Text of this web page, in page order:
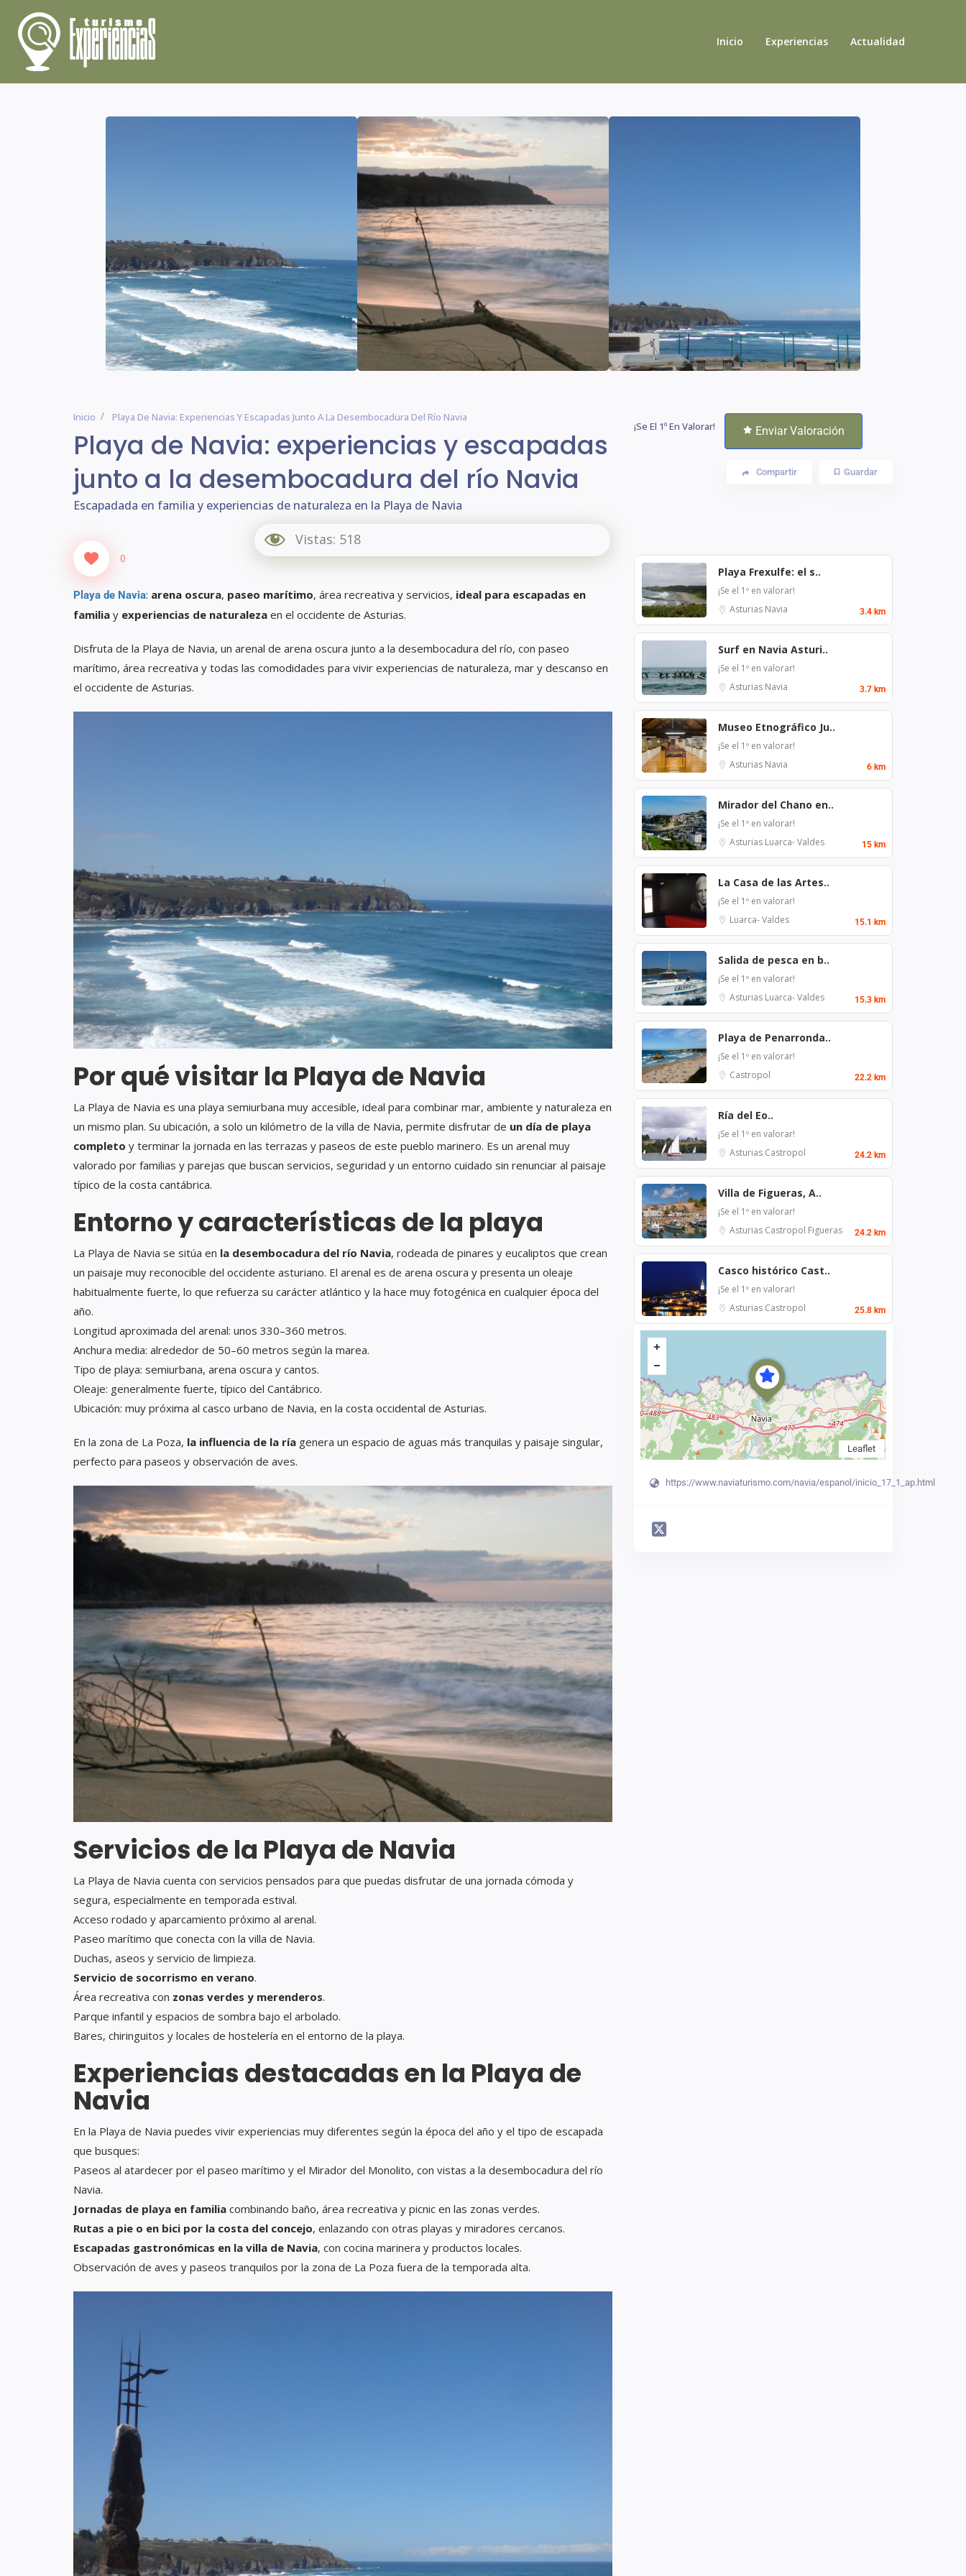
Inicio Experiencias Actualidad
Inicio Playa De Navia: Experiencias Y Escapadas Junto A La Desembocadura Del Río Navia
Playa de Navia: experiencias y escapadas
junto a la desembocadura del río Navia
Escapadada en familia y experiencias de naturaleza en la Playa de Navia
¡Se El 1º En Valorar! Enviar Valoración
Guardar
Compartir
0
Vistas: 518
Playa de Navia: arena oscura, paseo marítimo, área recreativa y servicios, ideal para escapadas en
familia y experiencias de naturaleza en el occidente de Asturias.
Disfruta de la Playa de Navia, un arenal de arena oscura junto a la desembocadura del río, con paseo
marítimo, área recreativa y todas las comodidades para vivir experiencias de naturaleza, mar y descanso en
el occidente de Asturias.
Por qué visitar la Playa de Navia
La Playa de Navia es una playa semiurbana muy accesible, ideal para combinar mar, ambiente y naturaleza en
un mismo plan. Su ubicación, a solo un kilómetro de la villa de Navia, permite disfrutar de un día de playa
completo y terminar la jornada en las terrazas y paseos de este pueblo marinero. Es un arenal muy
valorado por familias y parejas que buscan servicios, seguridad y un entorno cuidado sin renunciar al paisaje
típico de la costa cantábrica.
Entorno y características de la playa
La Playa de Navia se sitúa en la desembocadura del río Navia, rodeada de pinares y eucaliptos que crean
un paisaje muy reconocible del occidente asturiano. El arenal es de arena oscura y presenta un oleaje
habitualmente fuerte, lo que refuerza su carácter atlántico y la hace muy fotogénica en cualquier época del
año.
Longitud aproximada del arenal: unos 330–360 metros.
Anchura media: alrededor de 50–60 metros según la marea.
Tipo de playa: semiurbana, arena oscura y cantos.
Oleaje: generalmente fuerte, típico del Cantábrico.
Ubicación: muy próxima al casco urbano de Navia, en la costa occidental de Asturias.
En la zona de La Poza, la influencia de la ría genera un espacio de aguas más tranquilas y paisaje singular,
perfecto para paseos y observación de aves.
Servicios de la Playa de Navia
La Playa de Navia cuenta con servicios pensados para que puedas disfrutar de una jornada cómoda y
segura, especialmente en temporada estival.
Acceso rodado y aparcamiento próximo al arenal.
Paseo marítimo que conecta con la villa de Navia.
Duchas, aseos y servicio de limpieza.
Servicio de socorrismo en verano.
Área recreativa con zonas verdes y merenderos.
Parque infantil y espacios de sombra bajo el arbolado.
Bares, chiringuitos y locales de hostelería en el entorno de la playa.
Experiencias destacadas en la Playa de
Navia
En la Playa de Navia puedes vivir experiencias muy diferentes según la época del año y el tipo de escapada
que busques:
Paseos al atardecer por el paseo marítimo y el Mirador del Monolito, con vistas a la desembocadura del río
Navia.
Jornadas de playa en familia combinando baño, área recreativa y picnic en las zonas verdes.
Rutas a pie o en bici por la costa del concejo, enlazando con otras playas y miradores cercanos.
Escapadas gastronómicas en la villa de Navia, con cocina marinera y productos locales.
Observación de aves y paseos tranquilos por la zona de La Poza fuera de la temporada alta.
Playa Frexulfe: el s..
¡Se el 1º en valorar!
Asturias Navia 3.4 km
Surf en Navia Asturi..
¡Se el 1º en valorar!
Asturias Navia 3.7 km
Museo Etnográfico Ju..
¡Se el 1º en valorar!
Asturias Navia 6 km
Mirador del Chano en..
¡Se el 1º en valorar!
Asturias Luarca- Valdes 15 km
La Casa de las Artes..
¡Se el 1º en valorar!
Luarca- Valdes
15.1 km
Salida de pesca en b..
¡Se el 1º en valorar!
Asturias Luarca- Valdes 15.3 km
Playa de Penarronda..
¡Se el 1º en valorar!
Castropol
22.2 km
Ría del Eo..
¡Se el 1º en valorar!
Asturias Castropol 24.2 km
Villa de Figueras, A..
¡Se el 1º en valorar!
Asturias Castropol Figueras 24.2 km
Casco histórico Cast..
¡Se el 1º en valorar!
Asturias Castropol 25.8 km
Leaflet
https://www.naviaturismo.com/navia/espanol/inicio_17_1_ap.html